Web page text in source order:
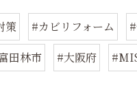
策 #カビリフォーム
田林市
#大阪府